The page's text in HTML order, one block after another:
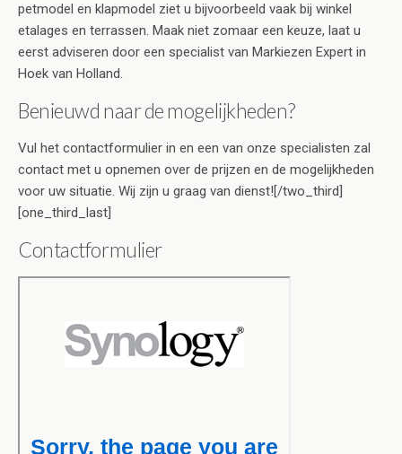
petmodel en klapmodel ziet u bijvoorbeeld vaak bij winkel
etalages en terrassen. Maak niet zomaar een keuze, laat u
eerst adviseren door een specialist van Markiezen Expert in
Hoek van Holland.
Benieuwd naar de mogelijkheden?
Vul het contactformulier in en een van onze specialisten zal
contact met u opnemen over de prijzen en de mogelijkheden
voor uw situatie. Wij zijn u graag van dienst![/two_third]
[one_third_last]
Contactformulier